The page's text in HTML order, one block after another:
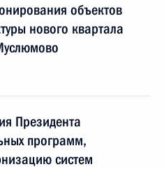
объектов
нового квартала
Президента
программ,
систем